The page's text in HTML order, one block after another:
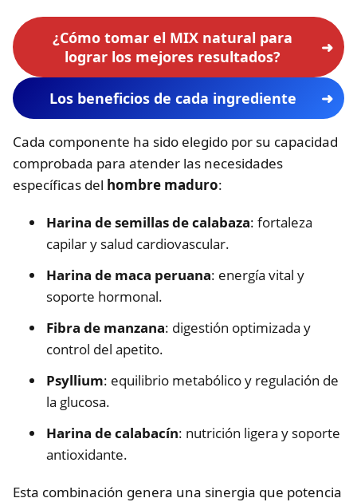
¿Cómo tomar el MIX natural para
lograr los mejores resultados?
Los beneficios de cada ingrediente
Cada componente ha sido elegido por su capacidad
comprobada para atender las necesidades
específicas del hombre maduro:
Harina de semillas de calabaza: fortaleza
capilar y salud cardiovascular.
Harina de maca peruana: energía vital y
soporte hormonal.
Fibra de manzana: digestión optimizada y
control del apetito.
Psyllium: equilibrio metabólico y regulación de
la glucosa.
Harina de calabacín: nutrición ligera y soporte
antioxidante.
Esta combinación genera una sinergia que potencia